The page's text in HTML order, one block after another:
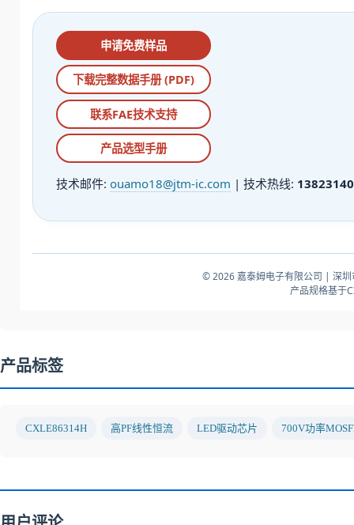
申请免费样品
下载完整数据手册 (PDF)
联系FAE技术支持
产品选型手册
技术邮件: ouamo18@jtm-ic.com | 技术热线:
© 2026 嘉泰姆电子有限公司 | 深
产品规格基于
产品标签
CXLE86314H 高PF线性恒流 LED驱动芯片 700V功率